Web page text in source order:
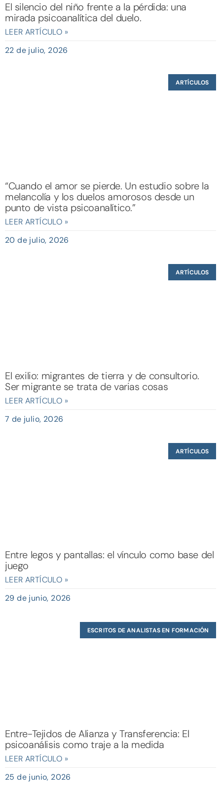
El silencio del niño frente a la pérdida: una
mirada psicoanalítica del duelo.
LEER ARTÍCULO »
22 de julio, 2026
ARTÍCULOS
“Cuando el amor se pierde. Un estudio sobre la
melancolía y los duelos amorosos desde un
punto de vista psicoanalítico.”
LEER ARTÍCULO »
20 de julio, 2026
ARTÍCULOS
El exilio: migrantes de tierra y de consultorio.
Ser migrante se trata de varias cosas
LEER ARTÍCULO »
7 de julio, 2026
ARTÍCULOS
Entre legos y pantallas: el vínculo como base del
juego
LEER ARTÍCULO »
29 de junio, 2026
ESCRITOS DE ANALISTAS EN FORMACIÓN
Entre-Tejidos de Alianza y Transferencia: El
psicoanálisis como traje a la medida
LEER ARTÍCULO »
25 de junio, 2026